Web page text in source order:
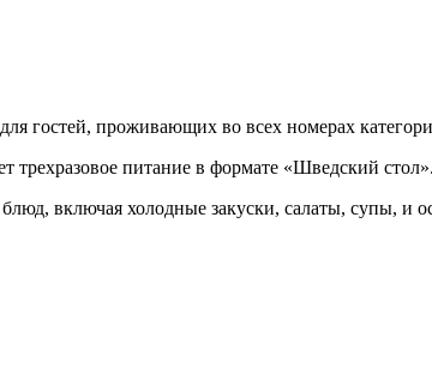
гостей, проживающих во всех номерах
трехразовое питание в формате «Шведский стол».
включая холодные закуски, салаты, супы,